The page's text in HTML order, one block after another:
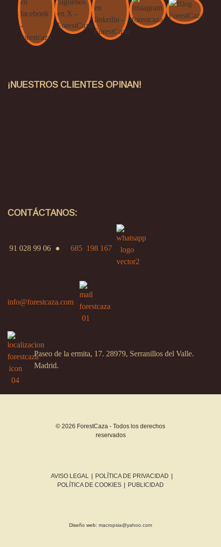
¡NUESTROS CLIENTES OPINAN!
CONTÁCTANOS:
91 028 99 06 ● 685 198 167
info@forestcaza.com
Paseo de la ermita, 17. 28979, Serranillos del Valle.
Madrid.
© 2026 ForestCaza - Todos los derechos
reservados
AVISO LEGAL POLÍTICA DE PRIVACIDAD
POLÍTICA DE COOKIES
PUBLICIDAD
Diseño web: macropsia@yahoo.com